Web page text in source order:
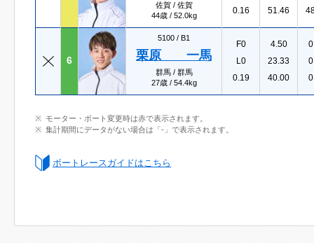
佐賀 / 佐賀
44歳 / 52.0kg
0.16
51.46
6
5100 / B1
栗原 一馬
群馬 / 群馬
27歳 / 54.4kg
F0
L0
0.19
4.50
23.33
40.00
モーター・ボート変更時は赤で表示されます。
集計期間にデータがない場合は「-」で表示されます。
ボートレースガイドはこちら